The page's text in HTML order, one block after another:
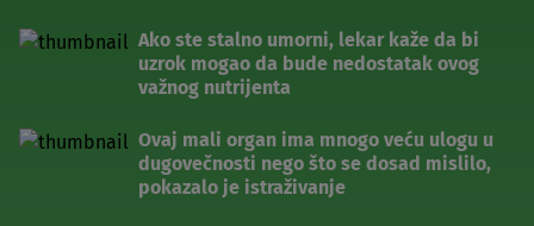
Ako ste stalno umorni, lekar kaže da bi
uzrok mogao da bude nedostatak ovog
važnog nutrijenta
Ovaj mali organ ima mnogo veću ulogu u
dugovečnosti nego što se dosad mislilo,
pokazalo je istraživanje